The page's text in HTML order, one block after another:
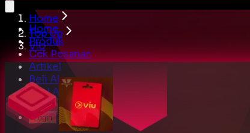
Home
Produk
Cek Pesanan
Artikel
Beli Akun
Jual Akun
Cari
Login
Home
Top Up
VIU